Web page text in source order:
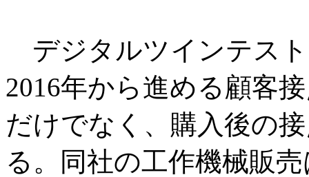
デジタルツインテス
2016年から進める顧客
だけでなく、購入後の
る。同社の工作機械販